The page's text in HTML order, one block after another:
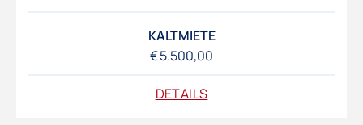
KALTMIETE
€ 5.500,00
DETAILS